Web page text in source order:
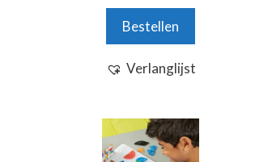
Bestellen
Verlanglijst